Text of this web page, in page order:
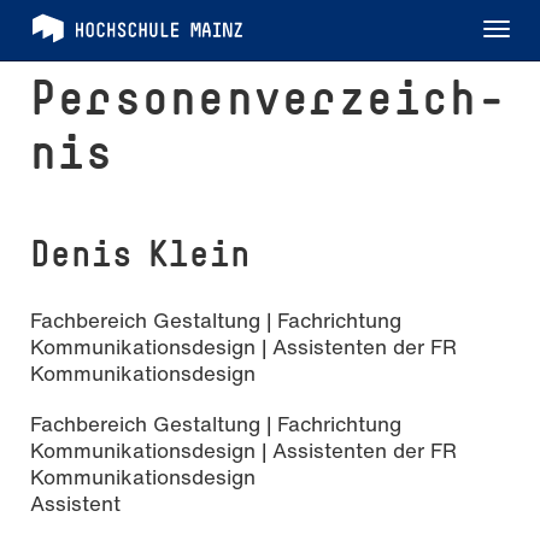
Per­so­nen­ver­zeich­
nis
Denis Klein
Fachbereich Gestaltung | Fachrichtung
Kommunikationsdesign | Assistenten der FR
Kommunikationsdesign
Fachbereich Gestaltung | Fachrichtung
Kommunikationsdesign | Assistenten der FR
Kommunikationsdesign
Assistent